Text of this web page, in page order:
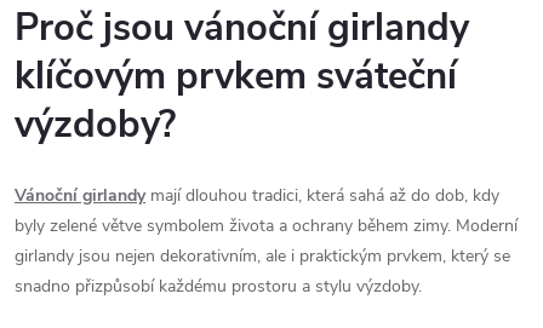
Proč jsou vánoční girlandy
klíčovým prvkem sváteční
výzdoby?
Vánoční girlandymají dlouhou tradici, která sahá až do dob, kdy
byly zelené větve symbolem života a ochrany během zimy. Moderní
girlandy jsou nejen dekorativním, ale i praktickým prvkem, který se
snadno přizpůsobí každému prostoru a stylu výzdoby.